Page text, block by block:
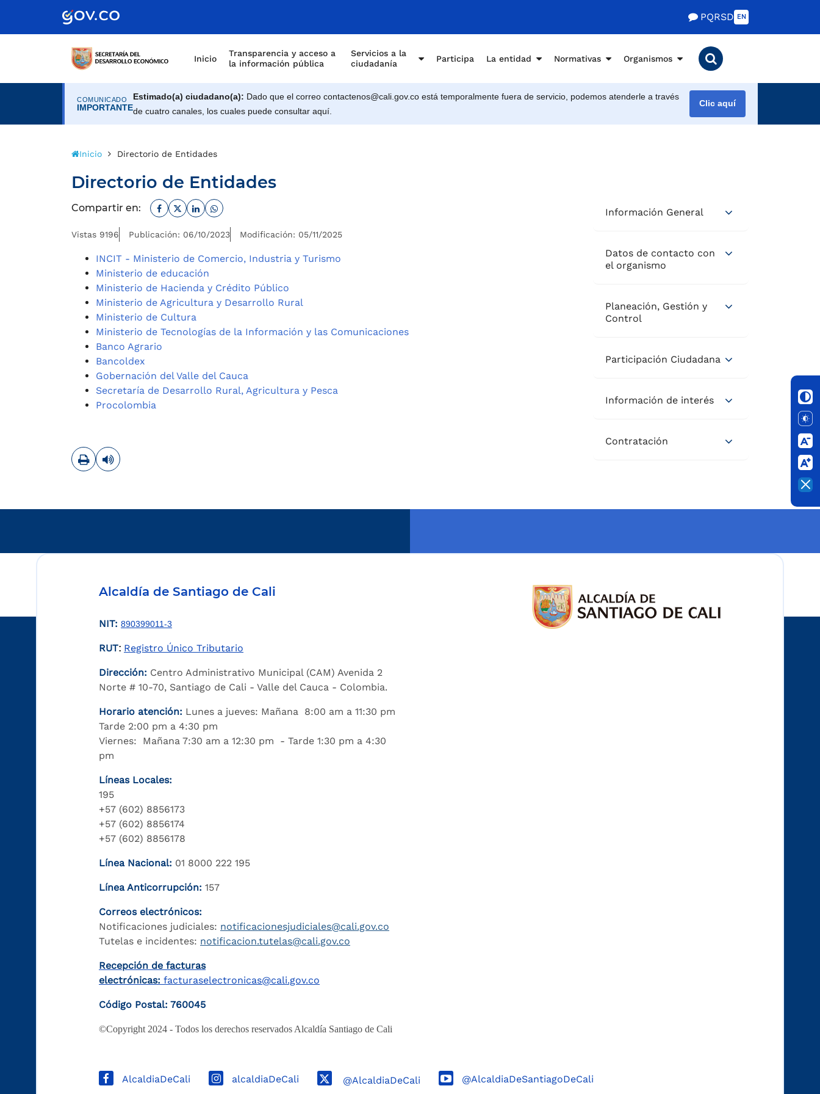
de Gobierno PQRSD EN
Inicio
Transparencia y acceso a
la información pública
Servicios a la
ciudadanía
Participa La entidad Normativas Organismos
COMUNICADO
IMPORTANTE
Estimado(a) ciudadano(a): Dado que el correo contactenos@cali.gov.co está temporalmente fuera de servicio, podemos atenderle a través
de cuatro canales, los cuales puede consultar aquí.
Clic aquí
Inicio Directorio de Entidades
Directorio de Entidades
Compartir en: Facebook
TwitterLinkedinWhatsapp
Vistas 9196 Publicación: 06/10/2023 Modificación: 05/11/2025
INCIT - Ministerio de Comercio, Industria y Turismo
Ministerio de educación
Ministerio de Hacienda y Crédito Público
Ministerio de Agricultura y Desarrollo Rural
Ministerio de Cultura
Ministerio de Tecnologías de la Información y las Comunicaciones
Banco Agrario
Bancoldex
Gobernación del Valle del Cauca
Secretaría de Desarrollo Rural, Agricultura y Pesca
Procolombia
ImprimirLeer contenido
Información General
Datos de contacto con
el organismo
Planeación, Gestión y
Control
Participación Ciudadana
Información de interés
Contratación
Alcaldía de Santiago de Cali
NIT: 890399011-3
RUT: Registro Único Tributario
Dirección: Centro Administrativo Municipal (CAM) Avenida 2
Norte # 10-70, Santiago de Cali - Valle del Cauca - Colombia.
Horario atención: Lunes a jueves: Mañana 8:00 am a 11:30 pm
Tarde 2:00 pm a 4:30 pm
Viernes: Mañana 7:30 am a 12:30 pm - Tarde 1:30 pm a 4:30
pm
Líneas Locales:
195
+57 (602) 8856173
+57 (602) 8856174
+57 (602) 8856178
Línea Nacional: 01 8000 222 195
Línea Anticorrupción: 157
Correos electrónicos:
Notificaciones judiciales: notificacionesjudiciales@cali.gov.co
Tutelas e incidentes: notificacion.tutelas@cali.gov.co
Recepción de facturas
electrónicas: facturaselectronicas@cali.gov.co
Código Postal: 760045
©Copyright 2024 - Todos los derechos reservados Alcaldía Santiago de Cali
AlcaldiaDeCali alcaldiaDeCali @AlcaldiaDeCali @AlcaldiaDeSantiagoDeCali